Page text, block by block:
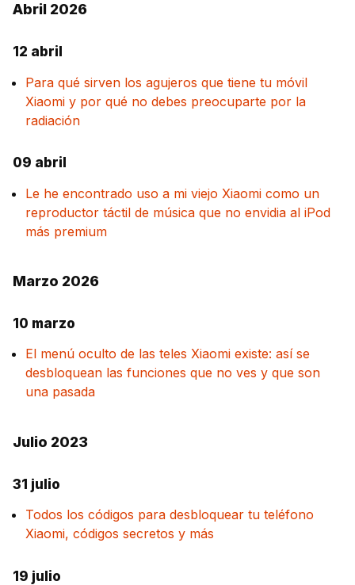
Abril 2026
12 abril
Para qué sirven los agujeros que tiene tu móvil
Xiaomi y por qué no debes preocuparte por la
radiación
09 abril
Le he encontrado uso a mi viejo Xiaomi como un
reproductor táctil de música que no envidia al iPod
más premium
Marzo 2026
10 marzo
El menú oculto de las teles Xiaomi existe: así se
desbloquean las funciones que no ves y que son
una pasada
Julio 2023
31 julio
Todos los códigos para desbloquear tu teléfono
Xiaomi, códigos secretos y más
19 julio